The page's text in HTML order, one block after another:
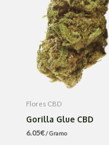
Flores CBD
Gorilla Glue CBD
6.05€/ Gramo